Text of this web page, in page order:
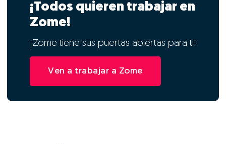
¡Todos quieren trabajar en
Zome!
¡Zome tiene sus puertas abiertas para ti!
Ven a trabajar a Zome